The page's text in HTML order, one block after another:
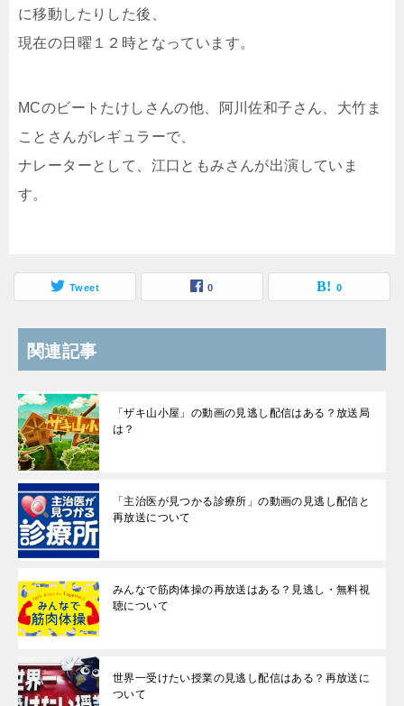
に移動したりした後、
現在の日曜１２時となっています。
MCのビートたけしさんの他、阿川佐和子さん、大竹ま
ことさんがレギュラーで、
ナレーターとして、江口ともみさんが出演していま
す。
Tweet 0 0
関連記事
「ザキ山小屋」の動画の見逃し配信はある？放送局
は？
「主治医が見つかる診療所」の動画の見逃し配信と
再放送について
みんなで筋肉体操の再放送はある？見逃し・無料視
聴について
世界一受けたい授業の見逃し配信はある？再放送に
ついて